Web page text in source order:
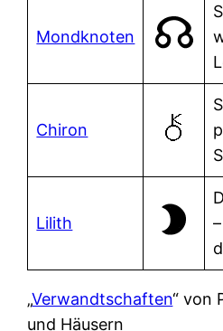
Mondknoten
Chiron
Lilith
„Verwandtschaften“ von
und Häusern